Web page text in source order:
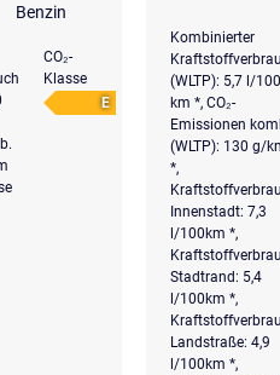
Benzin
CO₂-
Klasse
E
Kombinierter
(WLTP): 5,7 l/100
km *, CO₂-
Emissionen
(WLTP): 130 g/
*,
Innenstadt: 7,3
l/100km *,
Stadtrand: 5,4
l/100km *,
Landstraße: 4,9
l/100km *,